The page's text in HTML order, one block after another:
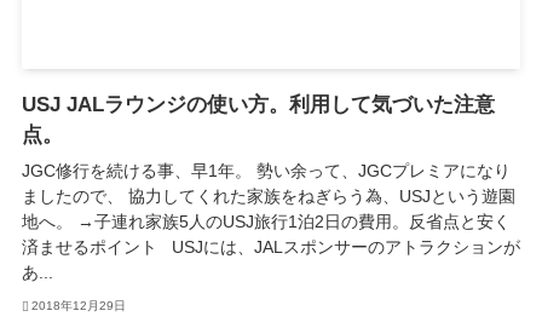
USJ JALラウンジの使い方。利用して気づいた注意
点。
JGC修行を続ける事、早1年。 勢い余って、JGCプレミアになり
ましたので、 協力してくれた家族をねぎらう為、USJという遊園
地へ。 →子連れ家族5人のUSJ旅行1泊2日の費用。反省点と安く
済ませるポイント USJには、JALスポンサーのアトラクションが
あ...
2018年12月29日